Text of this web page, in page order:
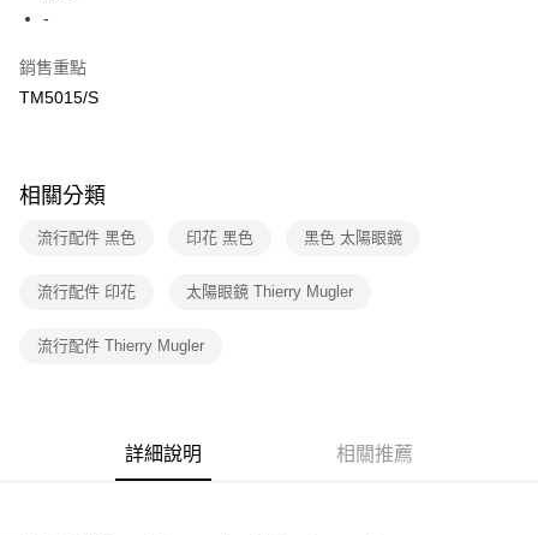
ATM／網路銀行／等多元方式進行付款，方視為交易完成。
※ 請注意：結帳手續完成當下不需立刻繳費，但若您需要取消訂單，請聯絡
購買商品的店家。未經商家同意取消之訂單仍視為有效，需透過AFTEE先享
客戶支援中心」
【注意事項】
１．透過由恩沛科技股份有限公司提供之「AFTEE先享後付」服務完成之交
權轉讓予恩沛科技股份有限公司。
https://aftee.tw/terms/#terms3
３．未成年的使用者請事先徵得法定代理人或監護人之同意方可使用
時審查核予不同之上限額度；若仍有額度不足之情形，本公司將視審查結果
請求用戶進行身份認證。
7-11取貨付款
付款後7-11取貨
免運費
-
銷售重點
TM5015/S
相關分類
流行配件 黑色 印花 黑色 黑色 太陽眼鏡
流行配件 印花 太陽眼鏡 Thierry Mugler
流行配件 Thierry Mugler
詳細說明 相關推薦